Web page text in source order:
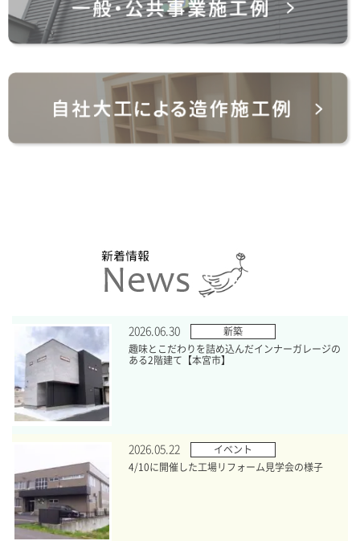
2026.06.30
新築
趣味とこだわりを詰め込んだインナーガレージの
ある2階建て【本宮市】
2026.05.22
イベント
4/10に開催した工場リフォーム見学会の様子